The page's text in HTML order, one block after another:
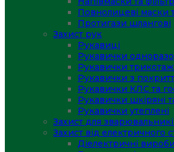
Повнолицеві маски
Протигази шлангові
Захист рук
Рукавиці
Рукавички
Рукавички
Рукавички з
Рукавички КЛС та
Рукавички шкіряні
Рукавички утеплені
Захист для
Захист від електричного
Діелектричні вироби